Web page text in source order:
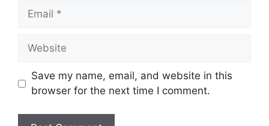
Email
Website
Save my name, email, and website in this
browser for the next time I comment.